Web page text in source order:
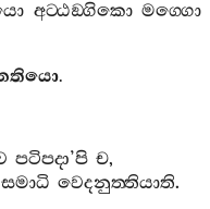
අට‍්ඨඞ‍්ගිකො මග‍්ගො
.
පටිපදා’පි ච,
සමාධි වෙදනුත‍්තියාති.